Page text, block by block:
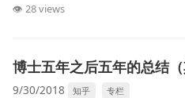
👁 28 views
博士五年之后五年的总结（
9/30/2018 知乎 专栏